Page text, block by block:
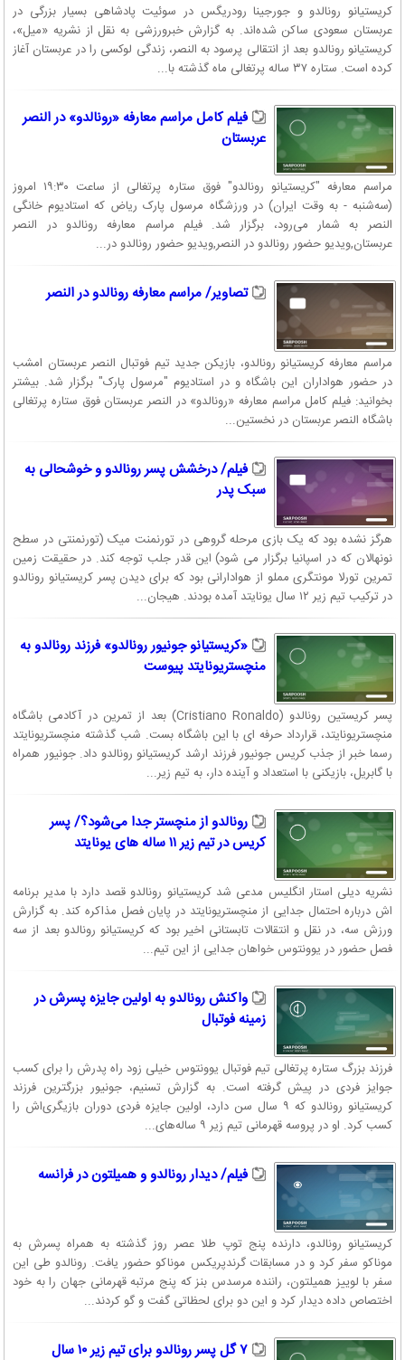
کریستیانو رونالدو و جورجینا رودریگس در سوئیت پادشاهی بسیار بزرگی در
عربستان سعودی ساکن شده‌اند. به گزارش خبرورزشی به نقل از نشریه «میل»،
کریستیانو رونالدو بعد از انتقالی پرسود به النصر، زندگی لوکسی را در عربستان آغاز
کرده است. ستاره ۳۷ ساله پرتغالی ماه گذشته با...
فیلم کامل مراسم معارفه «رونالدو» در النصر
عربستان
مراسم معارفه "کریستیانو رونالدو" فوق ستاره پرتغالی از ساعت ۱۹:۳۰ امروز
(سه‌شنبه - به وقت ایران) در ورزشگاه مرسول پارک ریاض که استادیوم خانگی
النصر به شمار می‌رود، برگزار شد. فیلم مراسم معارفه رونالدو در النصر
عربستان,ویدیو حضور رونالدو در النصر,ویدیو حضور رونالدو در...
تصاویر/ مراسم معارفه رونالدو در النصر
مراسم معارفه کریستیانو رونالدو، بازیکن جدید تیم فوتبال النصر عربستان امشب
در حضور هواداران این باشگاه و در استادیوم "مرسول پارک" برگزار شد. بیشتر
بخوانید: فیلم کامل مراسم معارفه «رونالدو» در النصر عربستان فوق ستاره پرتغالی
باشگاه النصر عربستان در نخستین...
فیلم/ درخشش پسر رونالدو و خوشحالی به
سبک پدر
هرگز نشده بود که یک بازی مرحله گروهی در تورنمنت میک (تورنمنتی در سطح
نونهالان که در اسپانیا برگزار می شود) این قدر جلب توجه کند. در حقیقت زمین
تمرین تورلا مونتگری مملو از هوادارانی بود که برای دیدن پسر کریستیانو رونالدو
در ترکیب تیم زیر ۱۲ سال یونایتد آمده بودند. هیجان...
«کریستیانو جونیور رونالدو» فرزند رونالدو به
منچستریونایتد پیوست
پسر کریستین رونالدو (Cristiano Ronaldo) بعد از تمرین در آکادمی باشگاه
منچستریونایتد، قرارداد حرفه ای با این باشگاه بست. شب گذشته منچستریونایتد
رسما خبر از جذب کریس جونیور فرزند ارشد کریستیانو رونالدو داد. جونیور همراه
با گابریل، بازیکنی با استعداد و آینده دار، به تیم زیر...
رونالدو از منچستر جدا می‌شود؟/ پسر
کریس در تیم زیر ۱۱ ساله های یونایتد
نشریه دیلی استار انگلیس مدعی شد کریستیانو رونالدو قصد دارد با مدیر برنامه
اش درباره احتمال جدایی از منچستریونایتد در پایان فصل مذاکره کند. به گزارش
ورزش سه، در نقل و انتقالات تابستانی اخیر بود که کریستیانو رونالدو بعد از سه
فصل حضور در یوونتوس خواهان جدایی از این تیم...
واکنش رونالدو به اولین جایزه پسرش در
زمینه فوتبال
فرزند بزرگ ستاره پرتغالی تیم فوتبال یوونتوس خیلی زود راه پدرش را برای کسب
جوایز فردی در پیش گرفته است. به گزارش تسنیم، جونیور بزرگترین فرزند
کریستیانو رونالدو که ۹ سال سن دارد، اولین جایزه فردی دوران بازیگری‌اش را
کسب کرد. او در پروسه قهرمانی تیم زیر ۹ ساله‌های...
فیلم/ دیدار رونالدو و همیلتون در فرانسه
کریستیانو رونالدو، دارنده پنج توپ طلا عصر روز گذشته به همراه پسرش به
موناکو سفر کرد و در مسابقات گرندپریکس موناکو حضور یافت. رونالدو طی این
سفر با لوییز همیلتون، راننده مرسدس بنز که پنج مرتبه قهرمانی جهان را به خود
اختصاص داده دیدار کرد و این دو برای لحظاتی گفت و گو کردند...
۷ گل پسر رونالدو برای تیم زیر ۱۰ سال